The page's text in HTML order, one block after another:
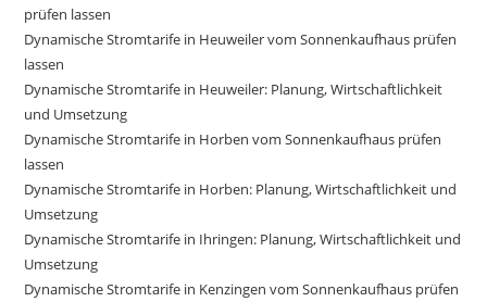
prüfen lassen
Dynamische Stromtarife in Heuweiler vom Sonnenkaufhaus prüfen
lassen
Dynamische Stromtarife in Heuweiler: Planung, Wirtschaftlichkeit
und Umsetzung
Dynamische Stromtarife in Horben vom Sonnenkaufhaus prüfen
lassen
Dynamische Stromtarife in Horben: Planung, Wirtschaftlichkeit und
Umsetzung
Dynamische Stromtarife in Ihringen: Planung, Wirtschaftlichkeit und
Umsetzung
Dynamische Stromtarife in Kenzingen vom Sonnenkaufhaus prüfen